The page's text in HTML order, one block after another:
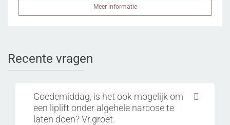
|Radiesse|TCA Peeling
Meer informatie
Recente vragen
Goedemiddag, is het ook mogelijk om
een liplift onder algehele narcose te
laten doen? Vr.groet.